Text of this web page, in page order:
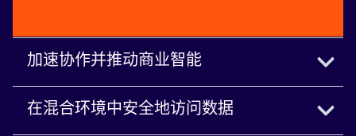
加速协作并推动商业智能
快速轻松地构建交互式仪表板，并可在整个企业中
在混合环境中安全地访问数据